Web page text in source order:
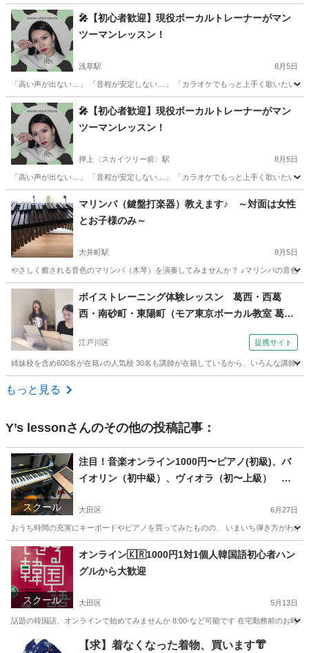
東京 八王子市 多摩境駅 ドラム 夏休み
🎤【初心者歓迎】現役ボーカルトレーナーがマン
ツーマンレッスン！
浅草駅 8月5日
「高い声が出ない…」 「音程が安定しない…」 「カラオケでもっと上手く歌いたい
東京 台東区 浅草駅 ボーカル レッスン
🎤【初心者歓迎】現役ボーカルトレーナーがマン
ツーマンレッスン！
押上〈スカイツリー前〉駅 8月5日
「高い声が出ない…」 「音程が安定しない…」 「カラオケでもっと上手く歌いたい
墨田区 押上〈スカイツリー前〉駅 ボーカル レッスン
マリンバ（鍵盤打楽器）教えます♪ ～対面は女性
とお子様のみ～
大井町駅 8月5日
やさしく癒される音色のマリンバ（木琴）を演奏してみませんか？ ♪マリンバの音色
東京 品川区 大井町駅 マリンバ
ボイストレーニング体験レッスン 葛西・西葛
西・南砂町・東陽町（モア東京ボーカル教室 葛西
江戸川区 提携サイト
姉妹校を含め600名が在籍♪の人気校 30名も講師が在籍しているから、いろんな講師
東京 江戸川区
もっと見る
Y’s lessonさんのその他の投稿記事：
スクール
注目！音楽オンライン1000円〜ピアノ(初級)、バ
イオリン（初中級）、ヴィオラ（初〜上級） 月
大田区 6月27日
おうち時間の充実にキーボードやピアノを買ってみたものの、 いまいち弾き方がわ
東京 大田区 音楽 レッスン
スクール
オンライン🇰🇷1000円1対1個人韓国語初心者ハン
グルから大歓迎
大田区 5月13日
話題の韓国語、オンラインで始めてみませんか 8:00-など可能です 在宅勤務前のお時
東京 大田区 韓国語 オンライン
【求】着なくなった着物、買います👘